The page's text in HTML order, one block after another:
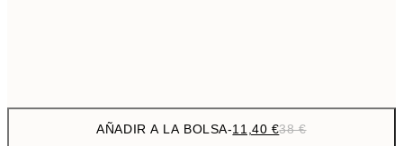
AÑADIR A LA BOLSA-11,40 €38 €